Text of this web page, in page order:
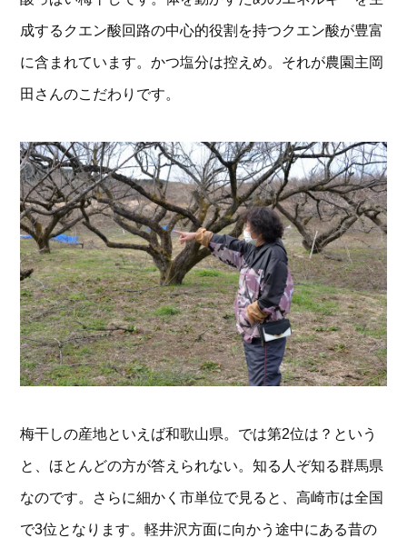
成するクエン酸回路の中心的役割を持つクエン酸が豊富
に含まれています。かつ塩分は控えめ。それが農園主岡
田さんのこだわりです。
梅干しの産地といえば和歌山県。では第2位は？という
と、ほとんどの方が答えられない。知る人ぞ知る群馬県
なのです。さらに細かく市単位で見ると、高崎市は全国
で3位となります。軽井沢方面に向かう途中にある昔の